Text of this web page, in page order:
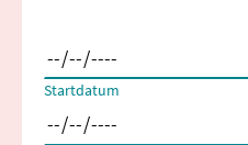
Startdatum